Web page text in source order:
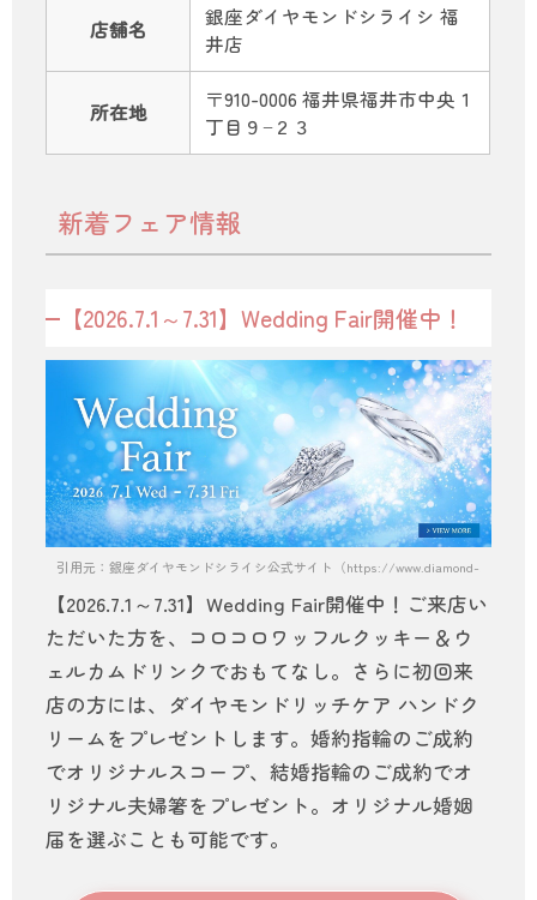
店舗名
銀座ダイヤモンドシライシ 福
井店
所在地
〒910-0006 福井県福井市中央１
丁目９−２３
新着フェア情報
【2026.7.1～7.31】Wedding Fair開催中！
引用元：銀座ダイヤモンドシライシ公式サイト（https://www.diamond-
【2026.7.1～7.31】Wedding Fair開催中！ご来店い
ただいた方を、コロコロワッフルクッキー＆ウ
ェルカムドリンクでおもてなし。さらに初回来
店の方には、ダイヤモンドリッチケア ハンドク
リームをプレゼントします。婚約指輪のご成約
でオリジナルスコープ、結婚指輪のご成約でオ
リジナル夫婦箸をプレゼント。オリジナル婚姻
届を選ぶことも可能です。